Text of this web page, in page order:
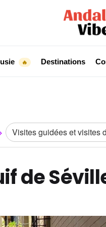
🔥 Destinations
Visites guidées et visites
de